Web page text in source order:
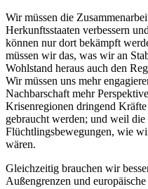
Wir müssen die
Herkunftsstaaten verbessern
können nur dort bekämpft
müssen wir das, was wir an
Wohlstand heraus auch den
Wir müssen uns mehr
Nachbarschaft mehr
Krisenregionen dringend
gebraucht werden; und weil
Flüchtlingsbewegungen, wie
wären.
Gleichzeitig brauchen wir
Außengrenzen und